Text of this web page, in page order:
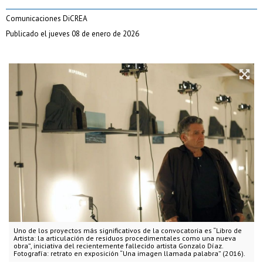
Uno de los proyectos más significativos de la convocatoria es “Libro de
Artista: la articulación de residuos procedimentales como una nueva
obra”, iniciativa del recientemente fallecido artista Gonzalo Díaz.
Fotografía: retrato en exposición “Una imagen llamada palabra” (2016).
Comunicaciones DiCREA
Publicado el jueves 08 de enero de 2026